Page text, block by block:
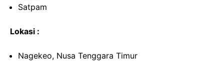
Satpam
Lokasi :
Nagekeo, Nusa Tenggara Timur